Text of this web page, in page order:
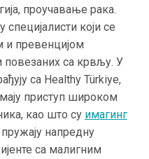
проучавање рака.
који се
превенцијом
повезаних са крвљу. У
са Healthy Türkiye,
приступ широком
као што су имагинг
напредну
са малигним